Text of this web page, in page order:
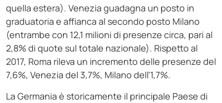
quella estera). Venezia guadagna un posto in
graduatoria e affianca al secondo posto Milano
(entrambe con 12,1 milioni di presenze circa, pari al
2,8% di quote sul totale nazionale). Rispetto al
2017, Roma rileva un incremento delle presenze del
7,6%, Venezia del 3,7%, Milano dell’1,7%.
La Germania è storicamente il principale Paese di